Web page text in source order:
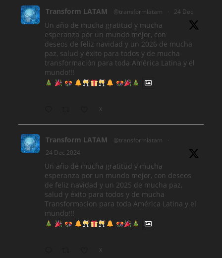
Transform LATAM @transformlatam · 24 Dec
Un año de mucha gratitud y mucha
esperanza por un mundo mejor, con
deseos de feliz navidad y un 2026 de mucha
paz, salud y éxito para todos y de mucha
transformación para toda América Latina y el
mundo!!!
X
Transform LATAM @transformlatam
·
24 Dec 2024
Un año de mucha gratitud y mucha
esperanza por un mundo mejor, con deseos
de feliz navidad y un 2025 de mucha paz,
salud y éxito para todos y de mucha
Transformacion para toda América Latina y el
mundo!!!
X